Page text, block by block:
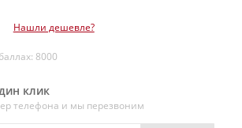
Нашли дешевле?
8000
клик
телефона и мы перезвоним